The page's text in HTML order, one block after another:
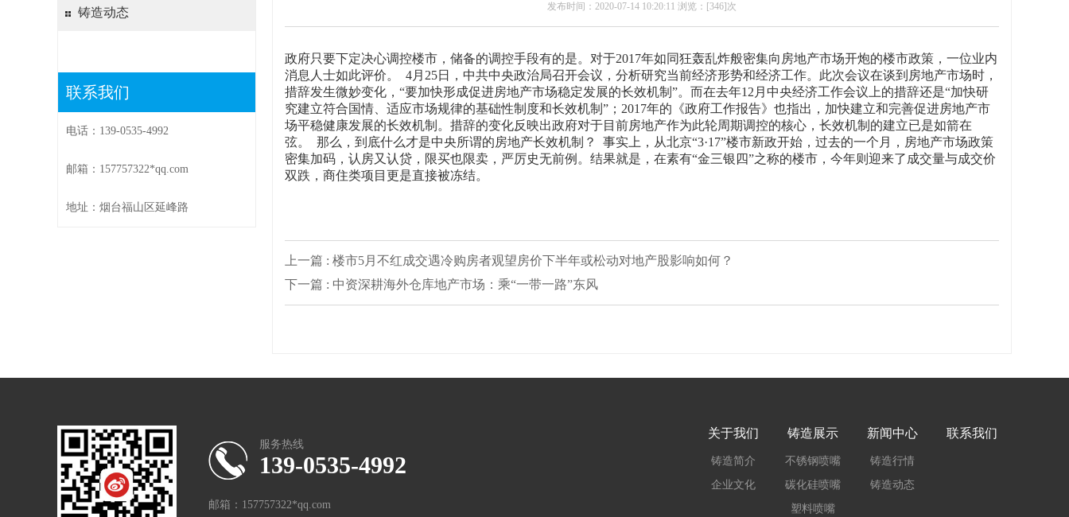
铸造动态
联系我们
电话：139-0535-4992
邮箱：157757322*qq.com
地址：烟台福山区延峰路
发布时间：2020-07-14 10:20:11 浏览：[346]次
政府只要下定决心调控楼市，储备的调控手段有的是。对于2017年如同狂轰乱炸般密集向房地产市场开炮的楼市政策，一位业内
消息人士如此评价。 4月25日，中共中央政治局召开会议，分析研究当前经济形势和经济工作。此次会议在谈到房地产市场时，
措辞发生微妙变化，“要加快形成促进房地产市场稳定发展的长效机制”。而在去年12月中央经济工作会议上的措辞还是“加快研
究建立符合国情、适应市场规律的基础性制度和长效机制”；2017年的《政府工作报告》也指出，加快建立和完善促进房地产市
场平稳健康发展的长效机制。措辞的变化反映出政府对于目前房地产作为此轮周期调控的核心，长效机制的建立已是如箭在
弦。 那么，到底什么才是中央所谓的房地产长效机制？ 事实上，从北京“3·17”楼市新政开始，过去的一个月，房地产市场政策
密集加码，认房又认贷，限买也限卖，严厉史无前例。结果就是，在素有“金三银四”之称的楼市，今年则迎来了成交量与成交价
双跌，商住类项目更是直接被冻结。
上一篇 : 楼市5月不红成交遇冷购房者观望房价下半年或松动对地产股影响如何？
下一篇 : 中资深耕海外仓库地产市场：乘“一带一路”东风
服务热线
139-0535-4992
邮箱：157757322*qq.com
关于我们
铸造简介
企业文化
铸造展示
不锈钢喷嘴
碳化硅喷嘴
塑料喷嘴
新闻中心
铸造行情
铸造动态
联系我们